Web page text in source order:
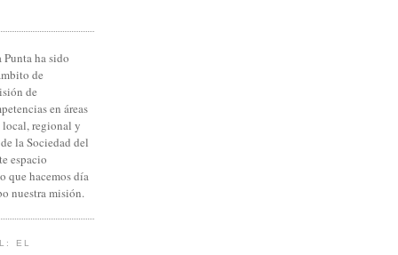
ha sido
de
de
en áreas
local, regional y
la Sociedad del
espacio
que hacemos día
nuestra misión.
EL